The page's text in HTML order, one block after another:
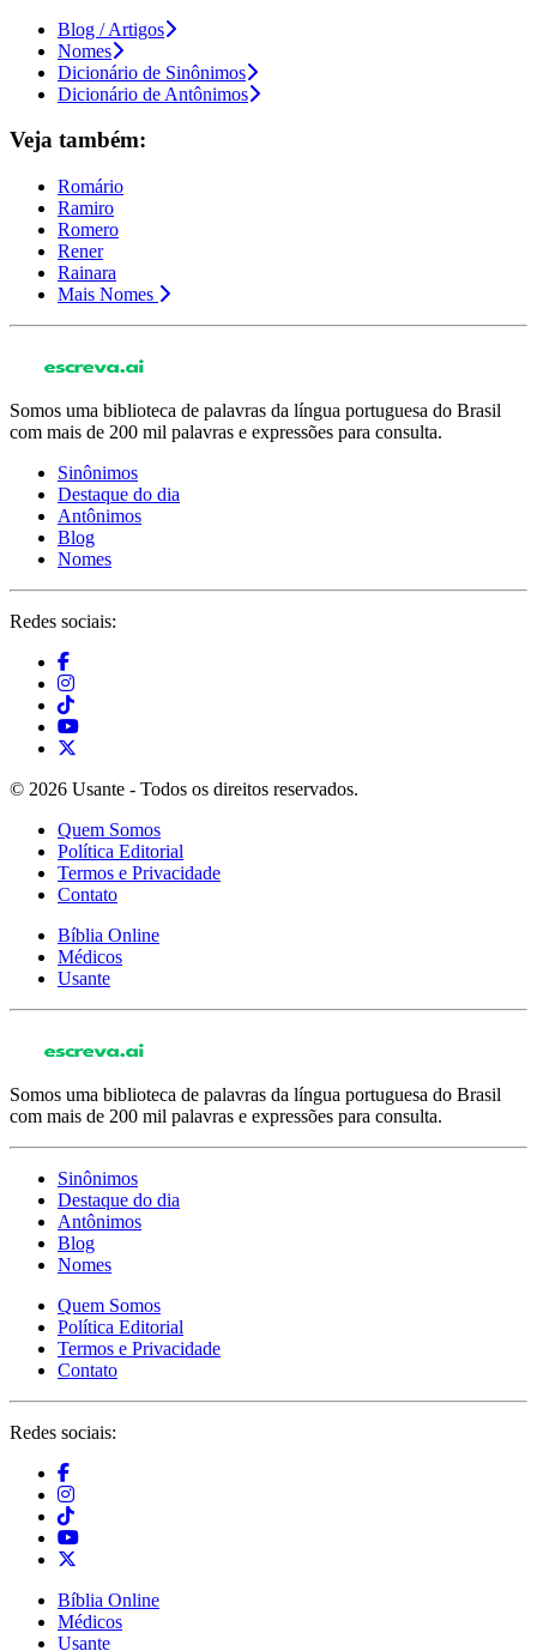
Blog / Artigos
Nomes
Dicionário de Sinônimos
Dicionário de Antônimos
Veja também:
Romário
Ramiro
Romero
Rener
Rainara
Mais Nomes
Somos uma biblioteca de palavras da língua portuguesa do Brasil
com mais de 200 mil palavras e expressões para consulta.
Sinônimos
Destaque do dia
Antônimos
Blog
Nomes
Redes sociais:
© 2026 Usante - Todos os direitos reservados.
Quem Somos
Política Editorial
Termos e Privacidade
Contato
Bíblia Online
Médicos
Usante
Somos uma biblioteca de palavras da língua portuguesa do Brasil
com mais de 200 mil palavras e expressões para consulta.
Sinônimos
Destaque do dia
Antônimos
Blog
Nomes
Quem Somos
Política Editorial
Termos e Privacidade
Contato
Redes sociais:
Bíblia Online
Médicos
Usante